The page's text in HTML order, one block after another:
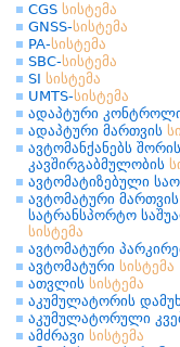
CGS სისტემა
GNSS-სისტემა
PA-სისტემა
SBC-სისტემა
SI სისტემა
UMTS-სისტემა
ადაპტური
ადაპტური მართვის
ავტომანქანებს შორის
კავშირგაბმულობის
ავტომატიზებული
ავტომატური მართვის
სატრანსპორტო
სისტემა
ავტომატური
ავტომატური სისტემა
ათვლის სისტემა
აკუმულატორის
აკუმულატორული
ამძრავი სისტემა